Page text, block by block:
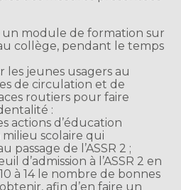
module de formation sur
collège, pendant le temps
les jeunes usagers au
de circulation et de
routiers pour faire
:
actions d’éducation
scolaire qui
passage de l’ASSR 2 ;
d’admission à l’ASSR 2 en
à 14 le nombre de bonnes
afin d’en faire un